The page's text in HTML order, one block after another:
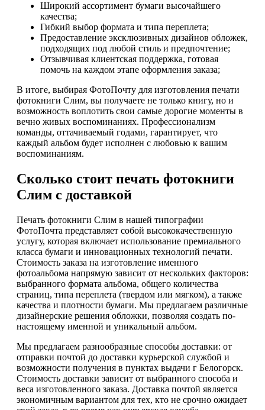
Широкий ассортимент бумаги высочайшего
качества;
Гибкий выбор формата и типа переплета;
Предоставление эксклюзивных дизайнов обложек,
подходящих под любой стиль и предпочтение;
Отзывчивая клиентская поддержка, готовая
помочь на каждом этапе оформления заказа;
В итоге, выбирая ФотоПочту для изготовления печати
фотокниги Слим, вы получаете не только книгу, но и
возможность воплотить свои самые дорогие моменты в
вечно живых воспоминаниях. Профессионализм
команды, оттачиваемый годами, гарантирует, что
каждый альбом будет исполнен с любовью к вашим
воспоминаниям.
Сколько стоит печать фотокниги
Слим с доставкой
Печать фотокниги Слим в нашей типографии
ФотоПочта представляет собой высококачественную
услугу, которая включает использование премиального
класса бумаги и инновационных технологий печати.
Стоимость заказа на изготовление именного
фотоальбома напрямую зависит от нескольких факторов:
выбранного формата альбома, общего количества
страниц, типа переплета (твердом или мягком), а также
качества и плотности бумаги. Мы предлагаем различные
дизайнерские решения обложки, позволяя создать по-
настоящему именной и уникальный альбом.
Мы предлагаем разнообразные способы доставки: от
отправки почтой до доставки курьерской службой и
возможности получения в пунктах выдачи г Белогорск.
Стоимость доставки зависит от выбранного способа и
веса изготовленного заказа. Доставка почтой является
экономичным вариантом для тех, кто не срочно ожидает